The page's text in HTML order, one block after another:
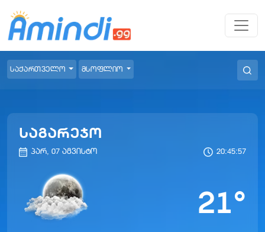
საქართველო მსოფლიო
საგარეჯო
პარ, 07 აგვისტო 20:45:57
21°